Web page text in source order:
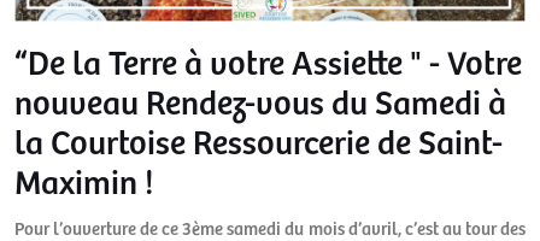
“De la Terre à votre Assiette " - Votre
nouveau Rendez-vous du Samedi à
la Courtoise Ressourcerie de Saint-
Maximin !
Pour l’ouverture de ce 3ème samedi du mois d’avril, c’est au tour des